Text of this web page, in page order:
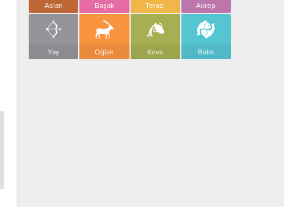
Aslan Başak Terazi Akrep
Yay Oğlak Kova Balık